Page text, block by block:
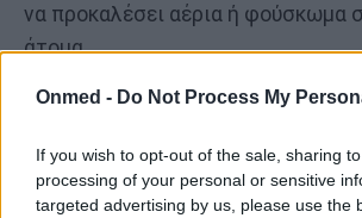
Onmed - Do Not Process My
If you wish to opt-out of the sale, sharing
processing of your personal or sensitive
targeted advertising by us, please use the
να προκαλέσει αέρια ή φούσκωμα
άτομα.
Ετυμηγορία για την πέψη
Οι γλυκοπατάτες είναι
συνολική πεπτική άνεση και